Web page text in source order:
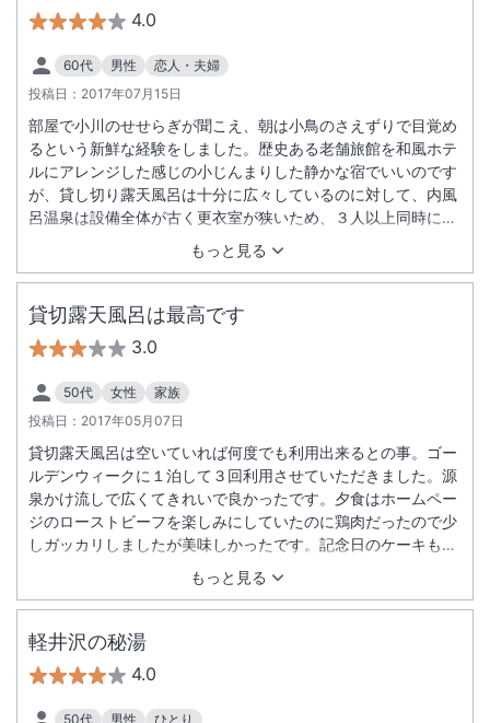
4.0
60代 男性
恋人・夫婦
投稿日： 2017年07月15日
もっと見る
部屋で小川のせせらぎが聞こえ、朝は小鳥のさえずりで目覚め
るという新鮮な経験をしました。歴史ある老舗旅館を和風ホテ
ルにアレンジした感じの小じんまりした静かな宿でいいのです
が、貸し切り露天風呂は十分に広々しているのに対して、内風
呂温泉は設備全体が古く更衣室が狭いため、３人以上同時に上
がると洗面台に集中して待たなければならないのは残念でし
貸切露天風呂は最高です
3.0
50代 女性
家族
投稿日： 2017年05月07日
もっと見る
貸切露天風呂は空いていれば何度でも利用出来るとの事。ゴー
ルデンウィークに１泊して３回利用させていただきました。源
泉かけ流しで広くてきれいで良かったです。夕食はホームペー
ジのローストビーフを楽しみにしていたのに鶏肉だったので少
しガッカリしましたが美味しかったです。記念日のケーキもホ
ームページの生クリームたっぷりで大きなイチゴのホールケー
キを期待していたので寂しい感じでした。アメニティも歯ブラ
シとシャンプー、コンディショナー、ボディソープ、石鹸だけ
でした。くしも髭剃りも化粧水も乳液も洗顔クリームもありま
けでした。このプランで１万５０００円は高すぎると感じまし
軽井沢の秘湯
4.0
50代 男性 ひとり